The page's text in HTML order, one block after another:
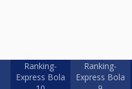
Ranking-
Express Bola
Ranking-
Express Bola